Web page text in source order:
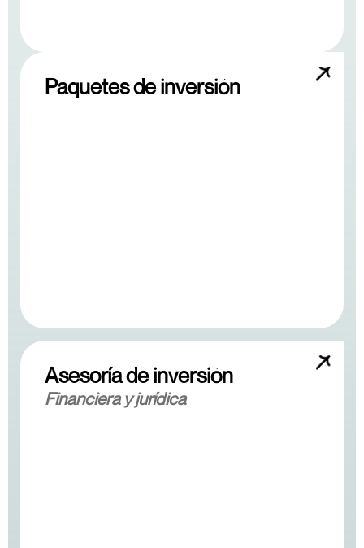
Paquetes de inversión
Asesoría de inversión
Financiera y jurídica